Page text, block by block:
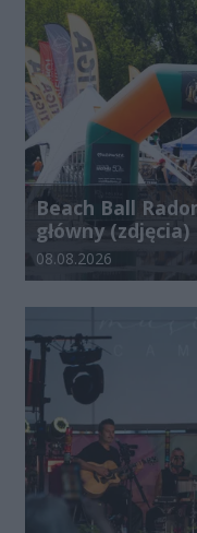
Beach Ball
główny (zdjęcia)
Data dodania galerii:
08.08.2026